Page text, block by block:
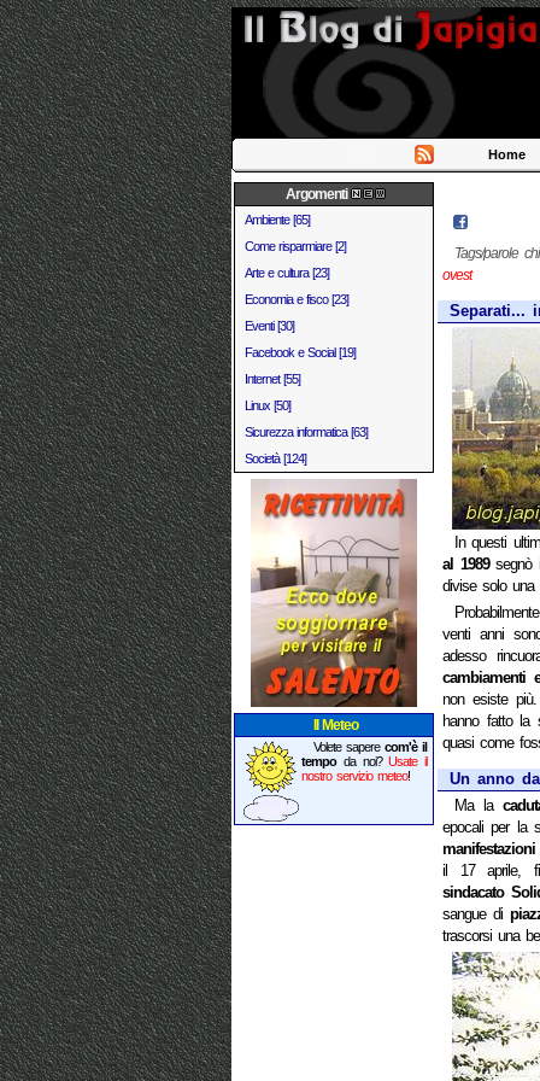
Home
Argomenti
Ambiente [65]
Come risparmiare [2]
Arte e cultura [23]
Economia e fisco [23]
Eventi [30]
Facebook e Social [19]
Internet [55]
Linux [50]
Sicurezza informatica [63]
Società [124]
Il Meteo
Volete sapere com'è il
tempoda noi?Usate il
nostro servizio meteo!
Tags/parole
ovest
Separati...
In questi
al 1989segnò
divise solo una
venti anni
adesso
cambiamenti
non esiste
hanno fatto la
quasi come
Un anno
Ma la
epocali per la
il 17 aprile,
sindacato
sangue di
trascorsi una